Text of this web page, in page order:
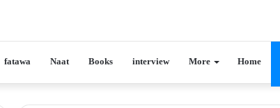
fatawa Naat Books interview More Home